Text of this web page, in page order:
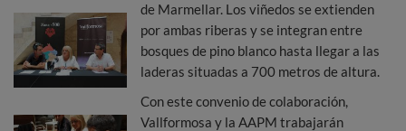
de Marmellar. Los viñedos se extienden
por ambas riberas y se integran entre
bosques de pino blanco hasta llegar a las
laderas situadas a 700 metros de altura.
Con este convenio de colaboración,
Vallformosa y la AAPM trabajarán